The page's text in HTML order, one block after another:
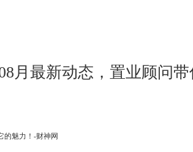
月最新动态，置业顾问
的魅力！-财神网